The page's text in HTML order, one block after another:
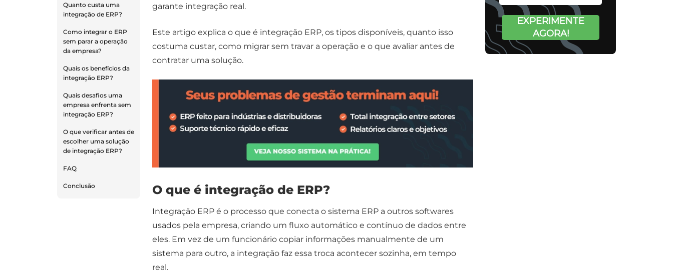
Quanto custa uma
integração de ERP?
Como integrar o ERP
sem parar a operação
da empresa?
Quais os benefícios da
integração ERP?
Quais desafios uma
empresa enfrenta sem
integração ERP?
O que verificar antes de
escolher uma solução
de integração ERP?
FAQ
Conclusão
garante integração real.
Este artigo explica o que é integração ERP, os tipos disponíveis, quanto isso
costuma custar, como migrar sem travar a operação e o que avaliar antes de
contratar uma solução.
O que é integração de ERP?
Integração ERP é o processo que conecta o sistema ERP a outros softwares
usados pela empresa, criando um fluxo automático e contínuo de dados entre
eles. Em vez de um funcionário copiar informações manualmente de um
sistema para outro, a integração faz essa troca acontecer sozinha, em tempo
real.
EXPERIMENTE
AGORA!